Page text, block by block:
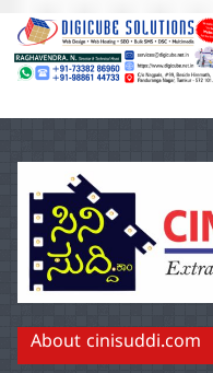
About cinisuddi.com